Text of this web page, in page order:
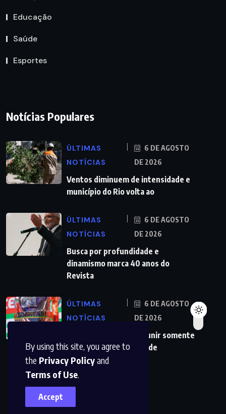
By using this site, you agree to
the Privacy Policyand
Terms of Use.
Accept
Educação
Saúde
Esportes
Notícias Populares
ÚLTIMAS
NOTÍCIAS
6 DE AGOSTO
DE 2026
Ventos diminuem de intensidade e
município do Rio volta ao
ÚLTIMAS
NOTÍCIAS
6 DE AGOSTO
DE 2026
Busca por profundidade e
dinamismo marca 40 anos do
Revista
ÚLTIMAS
NOTÍCIAS
6 DE AGOSTO
DE 2026
Copa do Brasil pode reunir somente
campeões nas quartas de